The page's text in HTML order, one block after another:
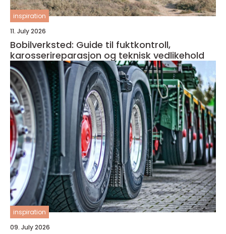
inspiration
11. July 2026
Bobilverksted: Guide til fuktkontroll,
karosserireparasjon og teknisk vedlikehold
inspiration
09. July 2026